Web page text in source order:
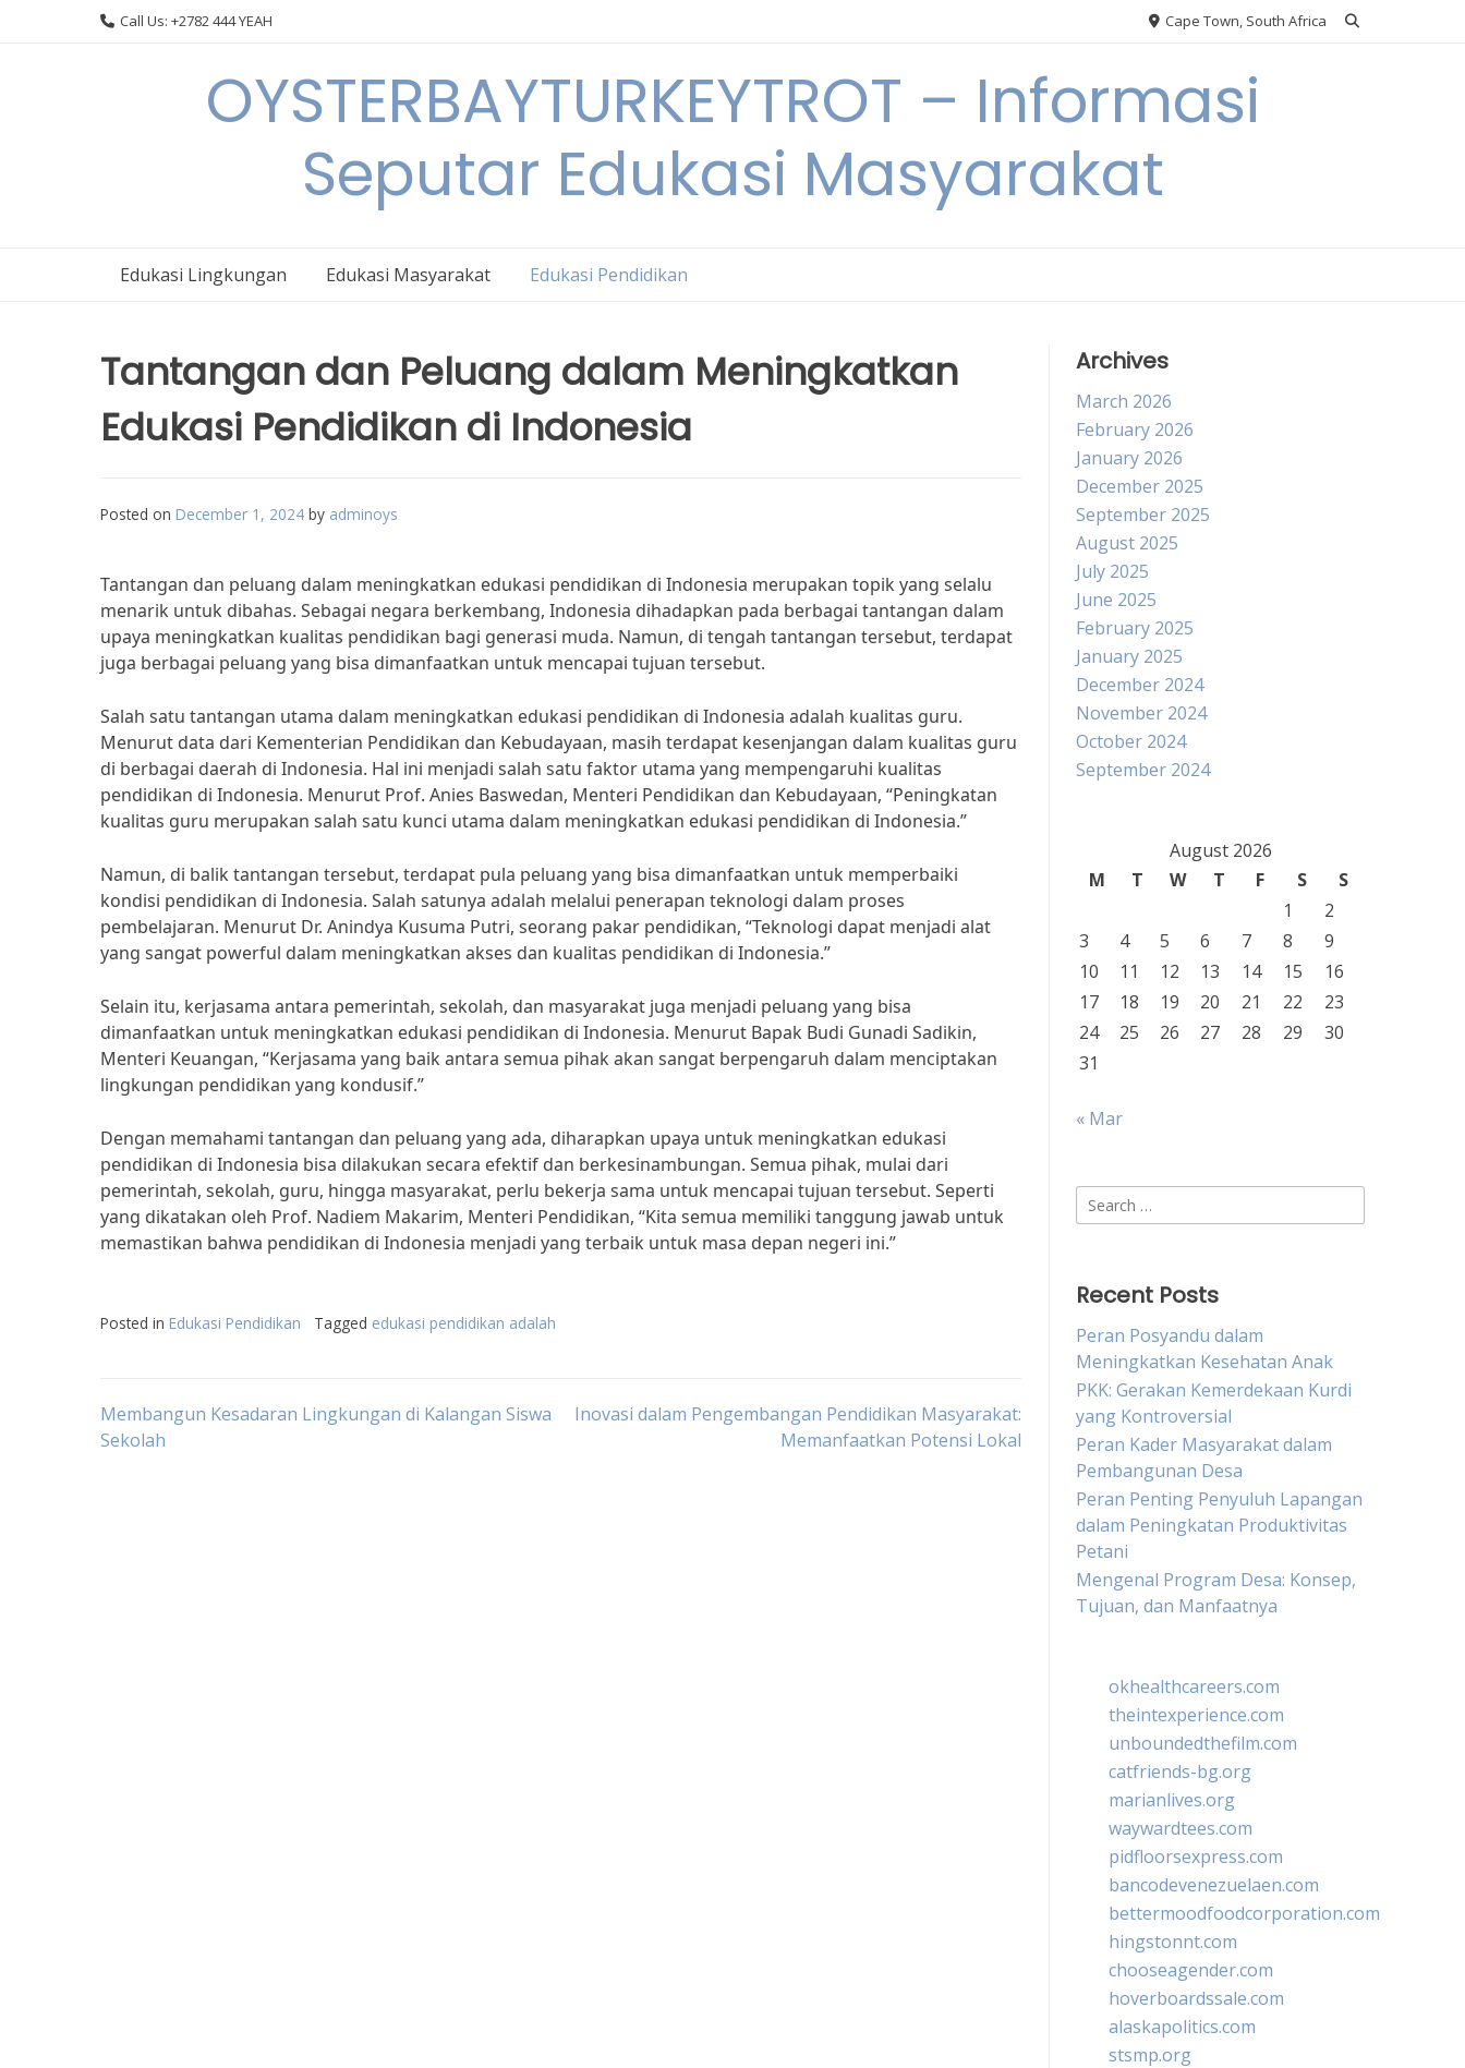
Call Us: +2782 444 YEAH Cape Town, South Africa
OYSTERBAYTURKEYTROT – Informasi
Seputar Edukasi Masyarakat
Edukasi Lingkungan Edukasi Masyarakat Edukasi Pendidikan
Tantangan dan Peluang dalam Meningkatkan
Edukasi Pendidikan di Indonesia
Posted on December 1, 2024 by adminoys
Tantangan dan peluang dalam meningkatkan edukasi pendidikan di Indonesia merupakan topik yang selalu
menarik untuk dibahas. Sebagai negara berkembang, Indonesia dihadapkan pada berbagai tantangan dalam
upaya meningkatkan kualitas pendidikan bagi generasi muda. Namun, di tengah tantangan tersebut, terdapat
juga berbagai peluang yang bisa dimanfaatkan untuk mencapai tujuan tersebut.
Salah satu tantangan utama dalam meningkatkan edukasi pendidikan di Indonesia adalah kualitas guru.
Menurut data dari Kementerian Pendidikan dan Kebudayaan, masih terdapat kesenjangan dalam kualitas guru
di berbagai daerah di Indonesia. Hal ini menjadi salah satu faktor utama yang mempengaruhi kualitas
pendidikan di Indonesia. Menurut Prof. Anies Baswedan, Menteri Pendidikan dan Kebudayaan, “Peningkatan
kualitas guru merupakan salah satu kunci utama dalam meningkatkan edukasi pendidikan di Indonesia.”
Namun, di balik tantangan tersebut, terdapat pula peluang yang bisa dimanfaatkan untuk memperbaiki
kondisi pendidikan di Indonesia. Salah satunya adalah melalui penerapan teknologi dalam proses
pembelajaran. Menurut Dr. Anindya Kusuma Putri, seorang pakar pendidikan, “Teknologi dapat menjadi alat
yang sangat powerful dalam meningkatkan akses dan kualitas pendidikan di Indonesia.”
Selain itu, kerjasama antara pemerintah, sekolah, dan masyarakat juga menjadi peluang yang bisa
dimanfaatkan untuk meningkatkan edukasi pendidikan di Indonesia. Menurut Bapak Budi Gunadi Sadikin,
Menteri Keuangan, “Kerjasama yang baik antara semua pihak akan sangat berpengaruh dalam menciptakan
lingkungan pendidikan yang kondusif.”
Dengan memahami tantangan dan peluang yang ada, diharapkan upaya untuk meningkatkan edukasi
pendidikan di Indonesia bisa dilakukan secara efektif dan berkesinambungan. Semua pihak, mulai dari
pemerintah, sekolah, guru, hingga masyarakat, perlu bekerja sama untuk mencapai tujuan tersebut. Seperti
yang dikatakan oleh Prof. Nadiem Makarim, Menteri Pendidikan, “Kita semua memiliki tanggung jawab untuk
memastikan bahwa pendidikan di Indonesia menjadi yang terbaik untuk masa depan negeri ini.”
Posted in Edukasi Pendidikan Tagged edukasi pendidikan adalah
Post
Membangun Kesadaran Lingkungan di Kalangan Siswa
Sekolah
Inovasi dalam Pengembangan Pendidikan Masyarakat:
Memanfaatkan Potensi Lokal
Archives
March 2026
February 2026
January 2026
December 2025
September 2025
August 2025
July 2025
June 2025
February 2025
January 2025
December 2024
November 2024
October 2024
September 2024
August 2026
M
T W T F S
S
1
2
3
4 5 6 7 8
9
10
11 12 13 14 15
16
17
18 19 20 21 22
23
24
25 26 27 28 29
30
31
« Mar
Search
for:
Recent Posts
Peran Posyandu dalam
Meningkatkan Kesehatan Anak
PKK: Gerakan Kemerdekaan Kurdi
yang Kontroversial
Peran Kader Masyarakat dalam
Pembangunan Desa
Peran Penting Penyuluh Lapangan
dalam Peningkatan Produktivitas
Petani
Mengenal Program Desa: Konsep,
Tujuan, dan Manfaatnya
okhealthcareers.com
theintexperience.com
unboundedthefilm.com
catfriends-bg.org
marianlives.org
waywardtees.com
pidfloorsexpress.com
bancodevenezuelaen.com
bettermoodfoodcorporation.com
hingstonnt.com
chooseagender.com
hoverboardssale.com
alaskapolitics.com
stsmp.org